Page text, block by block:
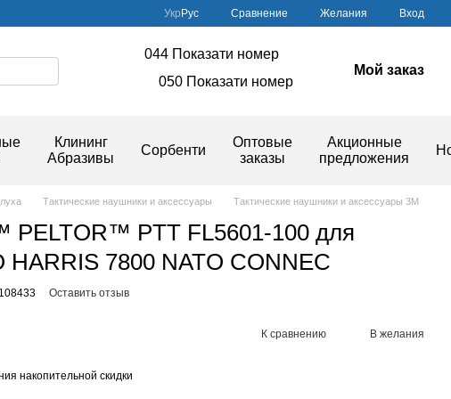
Укр Рус Сравнение Желания Вход
044 Показати номер
050 Показати номер
Мой заказ
Клининг
Абразивы
Сорбенти
Оптовые
заказы
Акционные
предложения
Тактические наушники и аксессуары Тактические наушники и аксессуары 3M
PELTOR™ PTT FL5601-100 для
HARRIS 7800 NATO CONNEC
Оставить отзыв
К сравнению В желания
накопительной скидки